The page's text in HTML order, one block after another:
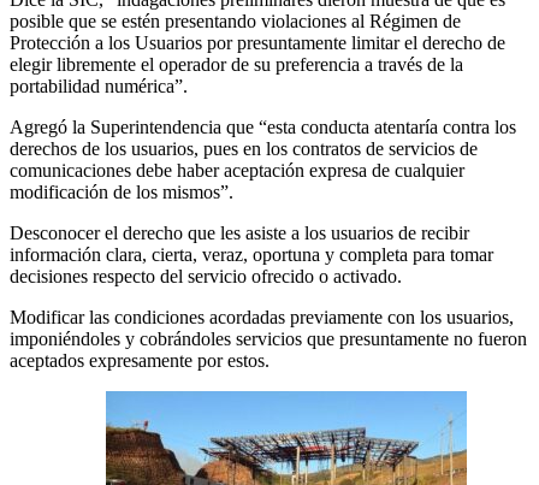
posible que se estén presentando violaciones al Régimen de
Protección a los Usuarios por presuntamente limitar el derecho de
elegir libremente el operador de su preferencia a través de la
portabilidad numérica”.
Agregó la Superintendencia que “esta conducta atentaría contra los
derechos de los usuarios, pues en los contratos de servicios de
comunicaciones debe haber aceptación expresa de cualquier
modificación de los mismos”.
Desconocer el derecho que les asiste a los usuarios de recibir
información clara, cierta, veraz, oportuna y completa para tomar
decisiones respecto del servicio ofrecido o activado.
Modificar las condiciones acordadas previamente con los usuarios,
imponiéndoles y cobrándoles servicios que presuntamente no fueron
aceptados expresamente por estos.